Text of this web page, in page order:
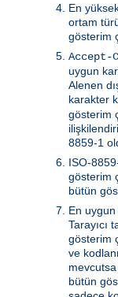
En
ortam
gösterim
Accept-
uygun
Alenen
karakter
gösterim
8859-1
ISO-
gösterim
bütün
En
Tarayıcı
gösterim
ve
bütün